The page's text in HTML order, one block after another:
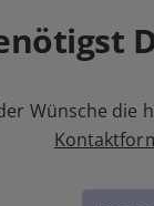
Wünsche